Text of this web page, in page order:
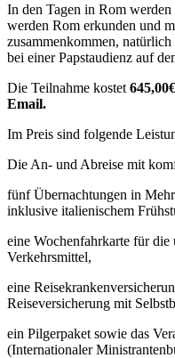
In den Tagen in Rom
werden Rom erkunden und
zusammenkommen,
bei einer Papstaudienz auf
Die Teilnahme kostet
Email.
Im Preis sind folgende
Die An- und Abreise mit
fünf Übernachtungen in
inklusive italienischem
eine Wochenfahrkarte für
Verkehrsmittel,
eine
Reiseversicherung mit
ein Pilgerpaket sowie das
(Internationaler